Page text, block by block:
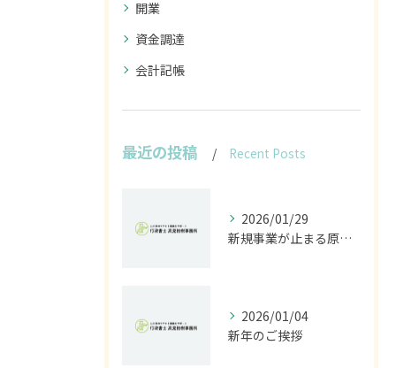
開業
資金調達
会計記帳
最近の投稿 Recent Posts
2026/01/29
新規事業が止まる原因は法規制｜開発前に行うべきリスク診断とは
2026/01/04
新年のご挨拶